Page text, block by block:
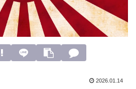
2026.01.14